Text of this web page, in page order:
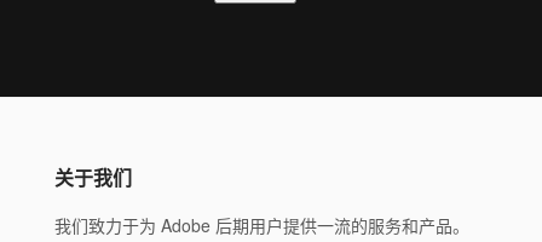
关于我们
我们致力于为 Adobe 后期用户提供一流的服务和产品。